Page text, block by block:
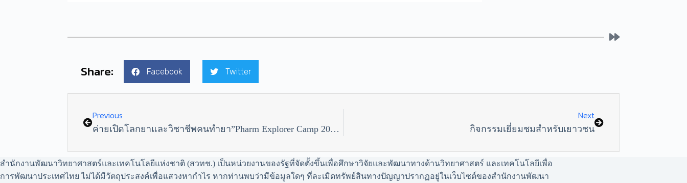
Share: Facebook Twitter
Previous
ค่ายเปิดโลกยาและวิชาชีพคนทำยา”Pharm Explorer Camp 2025″ 30-31 ต.ค. 68
Next
กิจกรรมเยี่ยมชมสำหรับเยาวชน
สำนักงานพัฒนาวิทยาศาสตร์และเทคโนโลยีแห่งชาติ (สวทช.) เป็นหน่วยงานของรัฐที่จัดตั้งขึ้นเพื่อศึกษาวิจัยและพัฒนาทางด้านวิทยาศาสตร์ และเทคโนโลยีเพื่อ
การพัฒนาประเทศไทย ไม่ได้มีวัตถุประสงค์เพื่อแสวงหากำไร หากท่านพบว่ามีข้อมูลใดๆ ที่ละเมิดทรัพย์สินทางปัญญาปรากฏอยู่ในเว็บไซต์ของสำนักงานพัฒนา